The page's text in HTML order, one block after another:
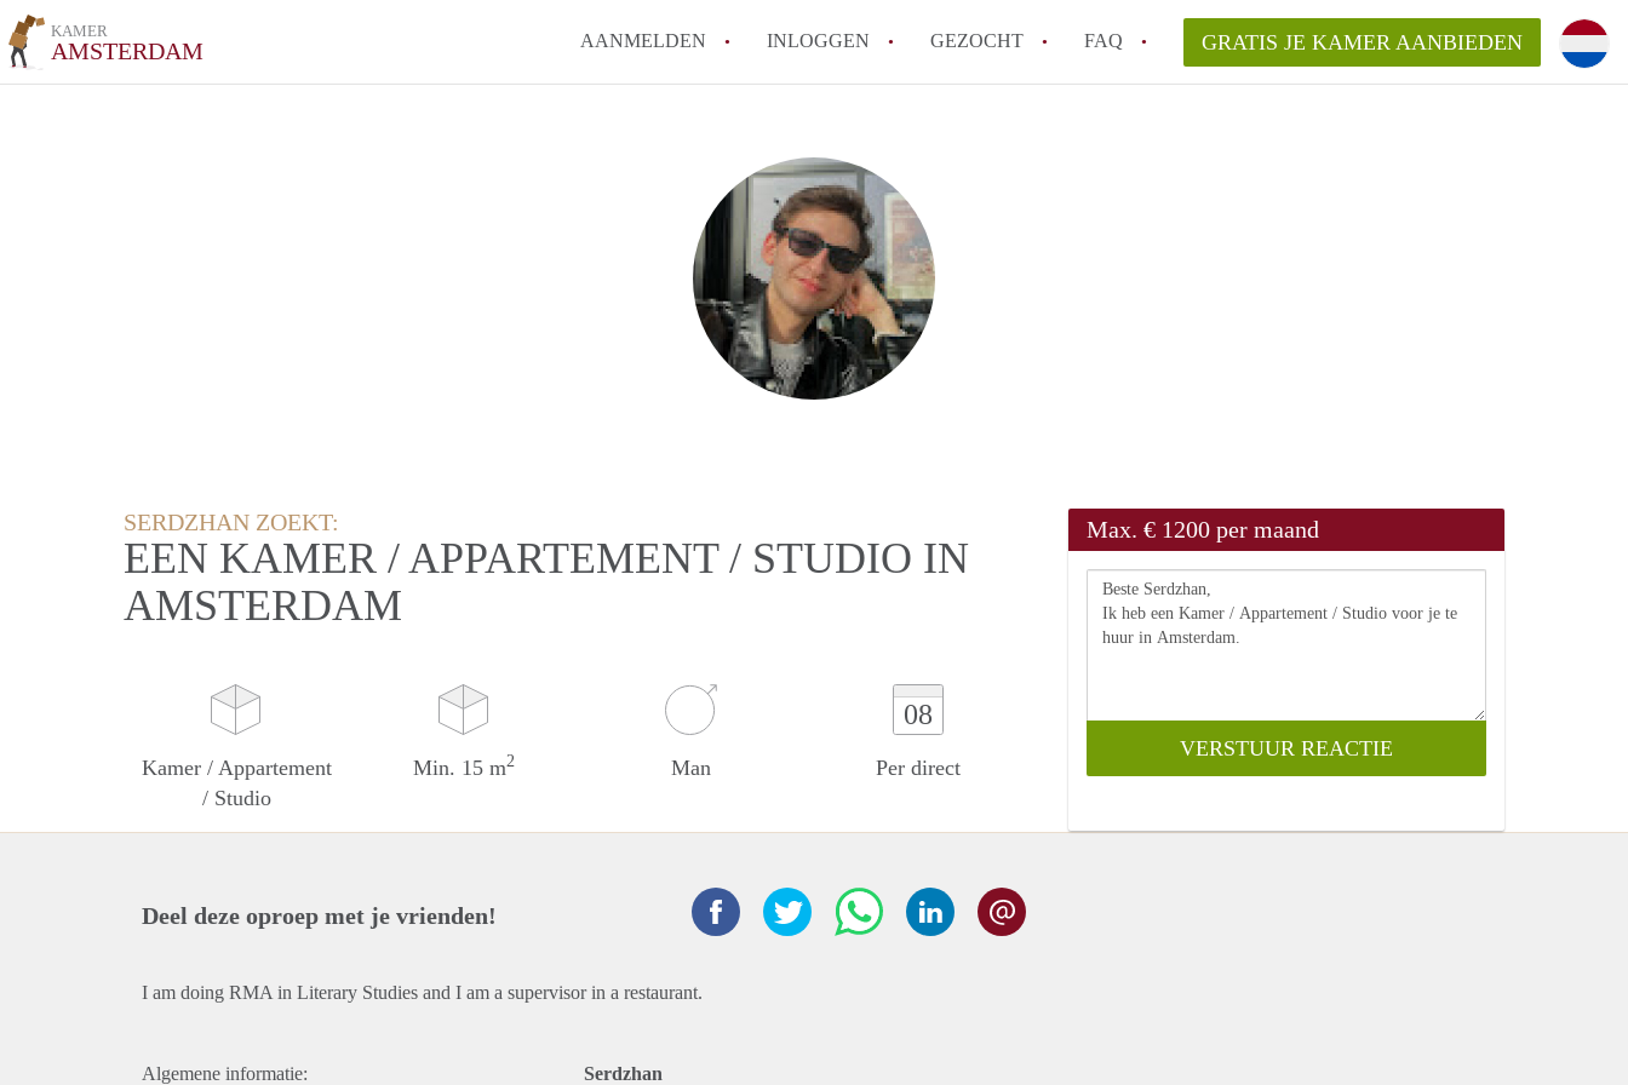
KAMER
AMSTERDAM AANMELDEN INLOGGEN GEZOCHT FAQ
Wat zijn de opzegtermijnen bij een kamer in Amsterdam?
Wat zijn de populairste zoektermen voor een kamer in Amsterdam en wat
betekent dit voor jou als zoeker?
Wat is een studentenkamer in Amsterdam?
Waarom geen bemiddelingskosten voor de huurder?
Alle veelgestelde vragen
GRATIS JE KAMER AANBIEDEN
SERDZHAN ZOEKT:
EEN KAMER / APPARTEMENT / STUDIO IN
AMSTERDAM
Kamer / Appartement
/ Studio
Min. 15 m2 Man
08
Per direct
Max. € 1200 per maand
Deel deze oproep met je vrienden!
I am doing RMA in Literary Studies and I am a supervisor in a restaurant.
Algemene informatie: Serdzhan